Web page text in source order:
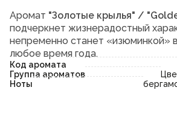
Аромат "Золотые крылья" /
подчеркнет жизнерадостный
непременно станет «изюминкой»
любое время года.
Код аромата
Группа ароматов
Ноты